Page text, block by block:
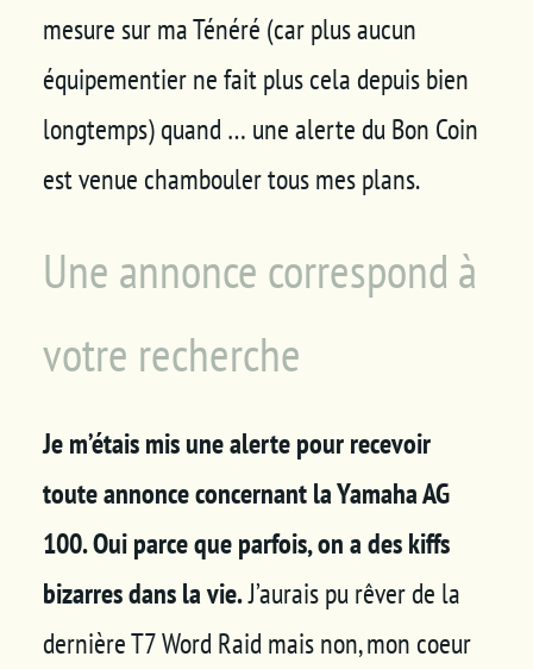
mesure sur ma Ténéré (car plus aucun
équipementier ne fait plus cela depuis bien
longtemps) quand … une alerte du Bon Coin
est venue chambouler tous mes plans.
Une annonce correspond à
votre recherche
Je m’étais mis une alerte pour recevoir
toute annonce concernant la Yamaha AG
100. Oui parce que parfois, on a des kiffs
bizarres dans la vie.J’aurais pu rêver de la
dernière T7 Word Raid mais non, mon coeur